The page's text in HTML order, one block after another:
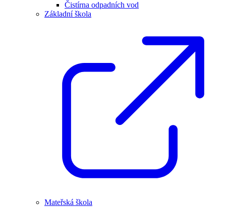
Čistírna odpadních vod
Základní škola
Mateřská škola